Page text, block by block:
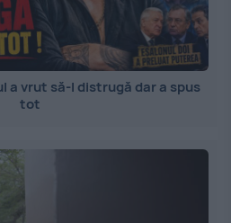
a vrut să-l distrugă dar a spus
tot